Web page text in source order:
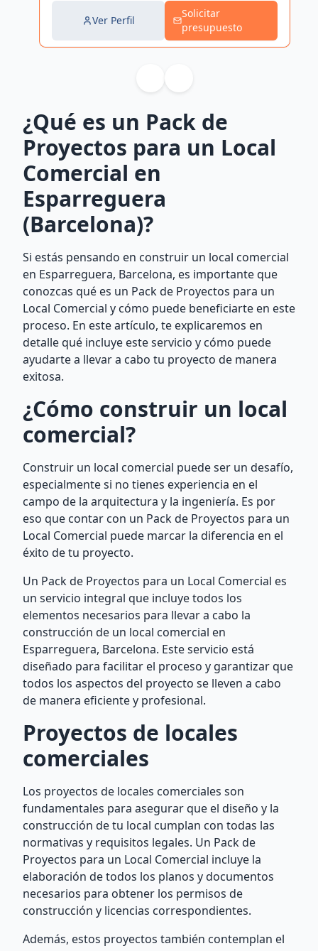
Ver Perfil
Solicitar
presupuesto
¿Qué es un Pack de
Proyectos para un Local
Comercial en
Esparreguera
(Barcelona)?
Si estás pensando en construir un local comercial
en Esparreguera, Barcelona, es importante que
conozcas qué es un Pack de Proyectos para un
Local Comercial y cómo puede beneficiarte en este
proceso. En este artículo, te explicaremos en
detalle qué incluye este servicio y cómo puede
ayudarte a llevar a cabo tu proyecto de manera
exitosa.
¿Cómo construir un local
comercial?
Construir un local comercial puede ser un desafío,
especialmente si no tienes experiencia en el
campo de la arquitectura y la ingeniería. Es por
eso que contar con un Pack de Proyectos para un
Local Comercial puede marcar la diferencia en el
éxito de tu proyecto.
Un Pack de Proyectos para un Local Comercial es
un servicio integral que incluye todos los
elementos necesarios para llevar a cabo la
construcción de un local comercial en
Esparreguera, Barcelona. Este servicio está
diseñado para facilitar el proceso y garantizar que
todos los aspectos del proyecto se lleven a cabo
de manera eficiente y profesional.
Proyectos de locales
comerciales
Los proyectos de locales comerciales son
fundamentales para asegurar que el diseño y la
construcción de tu local cumplan con todas las
normativas y requisitos legales. Un Pack de
Proyectos para un Local Comercial incluye la
elaboración de todos los planos y documentos
necesarios para obtener los permisos de
construcción y licencias correspondientes.
Además, estos proyectos también contemplan el